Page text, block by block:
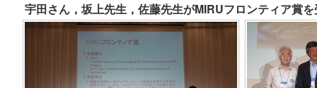
宇田さん，坂上先生，佐藤先生がMIRUフロンティア賞